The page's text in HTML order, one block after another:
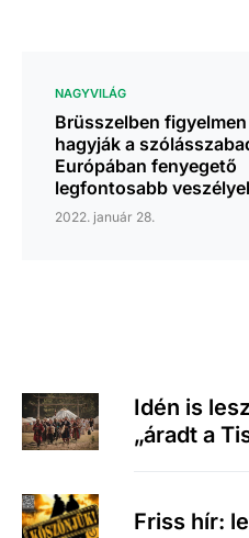
NAGYVILÁG
Brüsszelben
hagyják a
Európában fenyegető
legfontosabb
2022. január 28.
Idén is
„áradt a
Friss hír: